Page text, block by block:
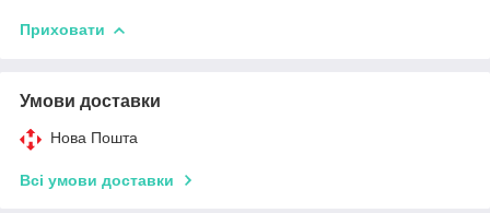
Приховати
Умови доставки
Нова Пошта
Всі умови доставки